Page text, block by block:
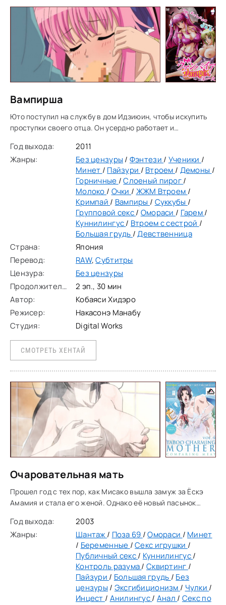
Вампирша
Юто поступил на службу в дом Идзиюин, чтобы искупить
проступки своего отца. Он усердно работает и
Используя своё пышное тело, она соблазняет Юто.
Год выхода:
2011
Жанры:
Без цензуры / Фэнтези / Ученики /
Минет / Пайзури / Втроем / Демоны /
Горничные /Слоеный пирог/
Молоко / Очки / ЖЖМ Втроем /
Кримпай / Вампиры / Суккубы /
Групповой секс/ Омораси / Гарем/
Куннилингус/ Втроем с сестрой /
Большая грудь /Девственница
Страна:
Япония
Перевод:
RAW,Субтитры
Цензура:
Без цензуры
Продолжительность:
2 эп., 30 мин
Автор:
Кобаяси Хидэро
Режисер:
Накасонэ Манабу
Студия:
Digital Works
СМОТРЕТЬ ХЕНТАЙ
Очаровательная мать
Прошел год с тех пор, как Мисако вышла замуж за Ёскэ
Амамия и стала его женой. Однако её новый пасынок
чтобы видеть в ней материнскую фигуру.
Год выхода:
2003
Жанры:
Шантаж / Поза 69 /Омораси / Минет
/ Беременные /Секс игрушки /
Публичный секс/ Куннилингус/
Контроль разума/Сквиртинг /
Пайзури / Большая грудь / Без
цензуры / Эксгибиционизм / Чулки /
Инцест / Анилингус/ Анал / Секс по